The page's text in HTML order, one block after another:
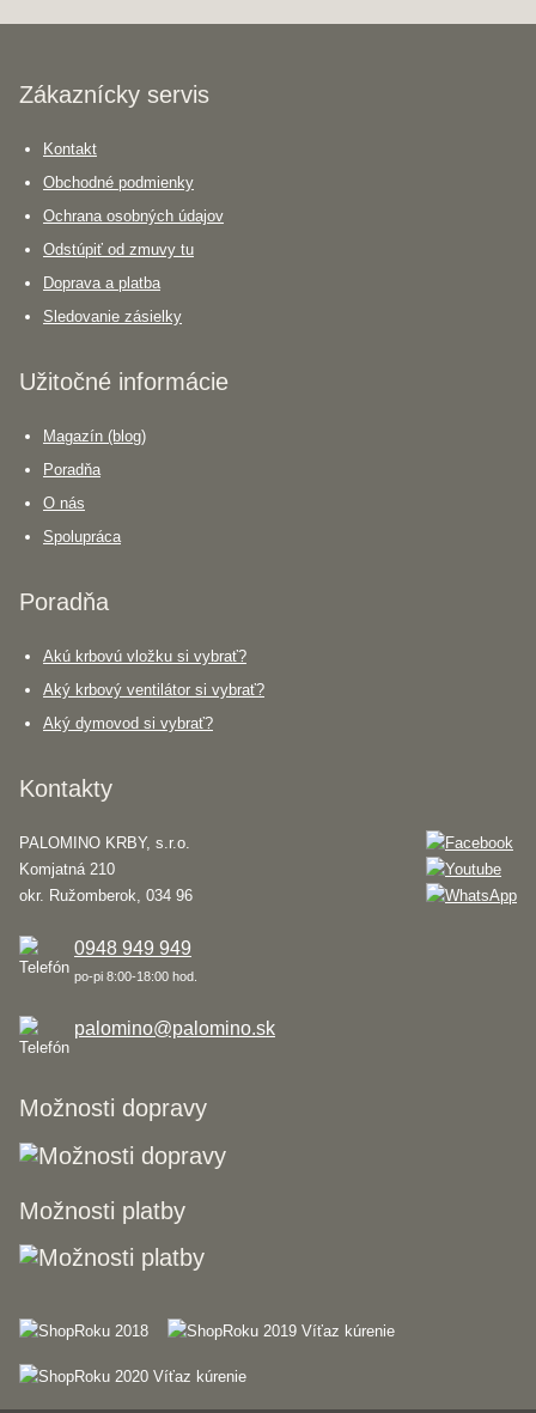
Zákaznícky servis
Kontakt
Obchodné podmienky
Ochrana osobných údajov
Odstúpiť od zmuvy tu
Doprava a platba
Sledovanie zásielky
Užitočné informácie
Magazín (blog)
Poradňa
O nás
Spolupráca
Poradňa
Akú krbovú vložku si vybrať?
Aký krbový ventilátor si vybrať?
Aký dymovod si vybrať?
Kontakty
PALOMINO KRBY, s.r.o.
Komjatná 210
okr. Ružomberok, 034 96
0948 949 949
po-pi 8:00-18:00 hod.
palomino@palomino.sk
Možnosti dopravy
Možnosti platby